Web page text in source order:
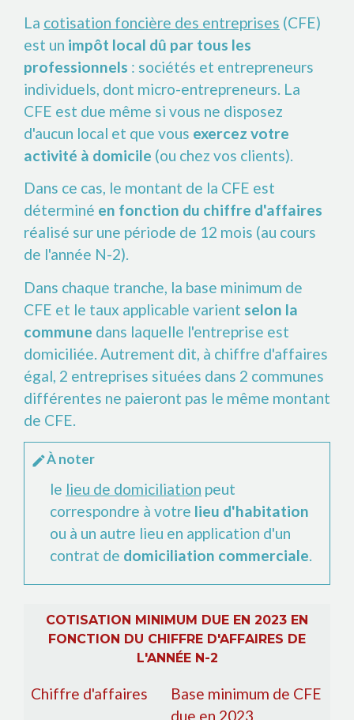
La cotisation foncière des entreprises (CFE)
est un impôt local dû par tous les
professionnels : sociétés et entrepreneurs
individuels, dont micro-entrepreneurs. La
CFE est due même si vous ne disposez
d'aucun local et que vous exercez votre
activité à domicile (ou chez vos clients).
Dans ce cas, le montant de la CFE est
déterminé en fonction du chiffre d'affaires
réalisé sur une période de 12 mois (au cours
de l'année N-2).
Dans chaque tranche, la base minimum de
CFE et le taux applicable varient selon la
commune dans laquelle l'entreprise est
domiciliée. Autrement dit, à chiffre d'affaires
égal, 2 entreprises situées dans 2 communes
différentes ne paieront pas le même montant
de CFE.
editÀ noter
le lieu de domiciliation peut
correspondre à votre lieu d'habitation
ou à un autre lieu en application d'un
contrat de domiciliation commerciale.
COTISATION MINIMUM DUE EN 2023 EN
FONCTION DU CHIFFRE D'AFFAIRES DE
L'ANNÉE N-2
Chiffre d'affaires
Base minimum de CFE
due en 2023